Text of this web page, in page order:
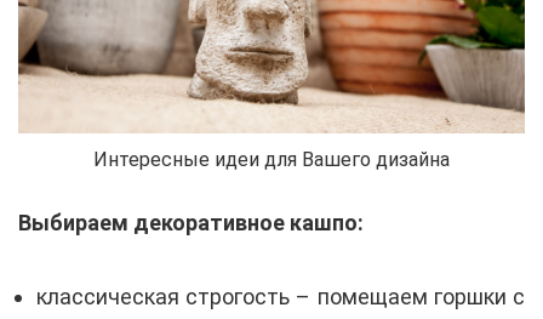
Интересные идеи для Вашего дизайна
Выбираем декоративное кашпо:
классическая строгость – помещаем горшки с